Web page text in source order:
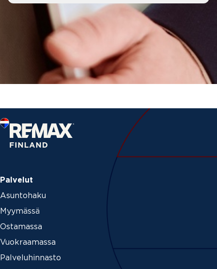
Palvelut
Asuntohaku
Myymässä
Ostamassa
Vuokraamassa
Palveluhinnasto